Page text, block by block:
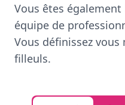
Vous êtes
équipe de
Vous définissez vous
filleuls.